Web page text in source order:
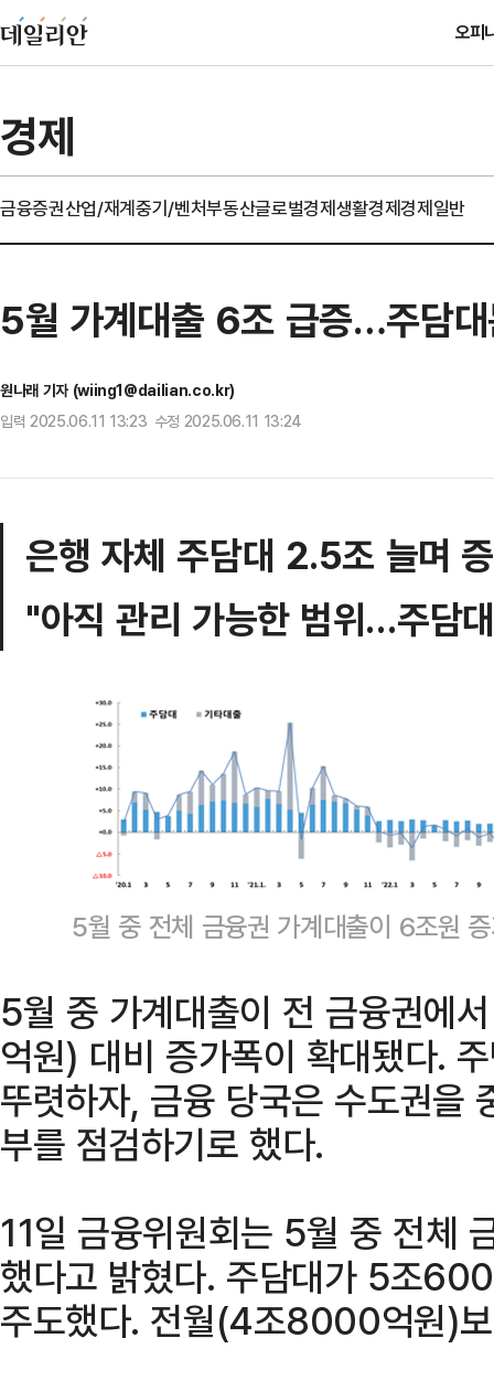
오피
경제
금융증권산업/재계중기/벤처부동산글로벌경제생활경제경제일반
5월 가계대출 6조 급증…주담
원나래 기자 (wiing1@dailian.co.kr)
입력 2025.06.11 13:23 수정 2025.06.11 13:24
은행 자체 주담대 2.5조 늘며
"아직 관리 가능한 범위…주담
5월 중 전체 금융권 가계대출이 6조원
5월 중 가계대출이 전 금융권에
억원) 대비 증가폭이 확대됐다.
뚜렷하자, 금융 당국은 수도권을
부를 점검하기로 했다.
11일 금융위원회는 5월 중 전체
했다고 밝혔다. 주담대가 5조
주도했다. 전월(4조8000억원)